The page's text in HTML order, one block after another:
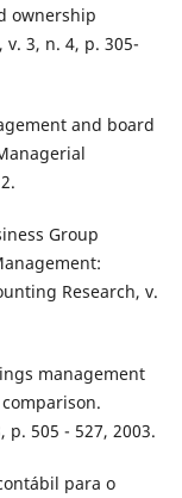
ownership
3, n. 4, p. 305-
and board
Group
Research, v.
management
p. 505 - 527, 2003.
para o